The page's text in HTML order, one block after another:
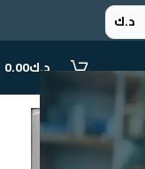
د.ك
ر.س
.د.ب
د.ك0.00